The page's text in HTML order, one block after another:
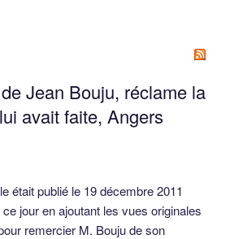
Jean Bouju, réclame la
avait faite, Angers
était publié le 19 décembre 2011
jour en ajoutant les vues originales
remercier M. Bouju de son